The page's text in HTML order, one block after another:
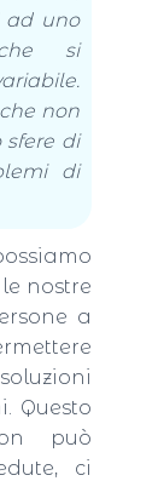
ad uno
si
non
di
di
nostre
a
Questo
può
ci